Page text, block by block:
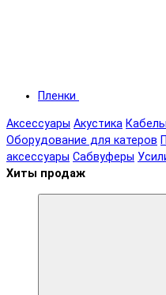
Пленки
Аксессуары Акустика
Оборудование для катеров
аксессуары Сабвуферы
Хиты продаж